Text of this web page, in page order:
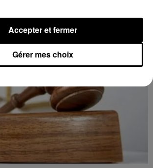
Gérer mes choix
Accepter et fermer